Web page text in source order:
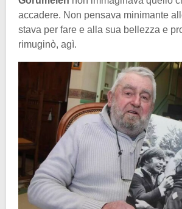
accadere. Non pensava minimante
stava per fare e alla sua bellezza e
rimuginò, agì.